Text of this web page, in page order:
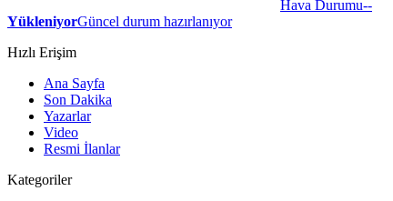
Hava Durumu--
YükleniyorGüncel durum hazırlanıyor
Hızlı Erişim
Ana Sayfa
Son Dakika
Yazarlar
Video
Resmi İlanlar
Kategoriler